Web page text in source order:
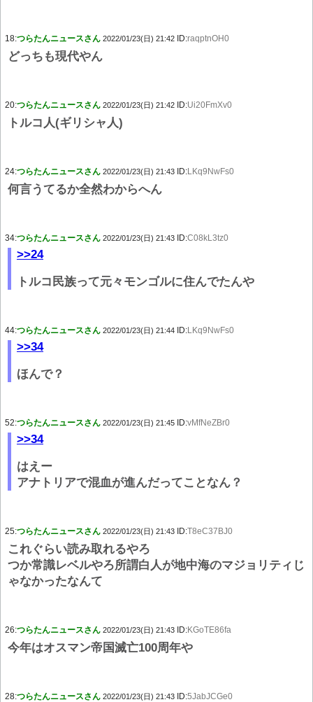
18:つらたんニュースさん 2022/01/23(日) 21:42 ID:raqptnOH0
どっちも現代やん
20:つらたんニュースさん 2022/01/23(日) 21:42 ID:Ui20FmXv0
トルコ人(ギリシャ人)
24:つらたんニュースさん 2022/01/23(日) 21:43 ID:LKq9NwFs0
何言うてるか全然わからへん
34:つらたんニュースさん 2022/01/23(日) 21:43 ID:C08kL3tz0
>>24
トルコ民族って元々モンゴルに住んでたんや
44:つらたんニュースさん 2022/01/23(日) 21:44 ID:LKq9NwFs0
>>34
ほんで？
52:つらたんニュースさん 2022/01/23(日) 21:45 ID:vMfNeZBr0
>>34
はえー
アナトリアで混血が進んだってことなん？
25:つらたんニュースさん 2022/01/23(日) 21:43 ID:T8eC37BJ0
これぐらい読み取れるやろ
つか常識レベルやろ所謂白人が地中海のマジョリティじ
ゃなかったなんて
26:つらたんニュースさん 2022/01/23(日) 21:43 ID:KGoTE86fa
今年はオスマン帝国滅亡100周年や
28:つらたんニュースさん 2022/01/23(日) 21:43 ID:5JabJCGe0